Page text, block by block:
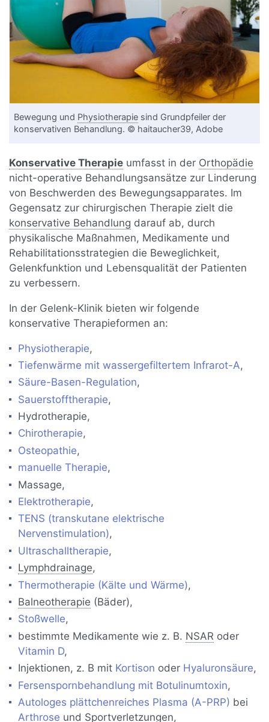
Bewegung und Physiotherapie sind Grundpfeiler der
konservativen Behandlung. © haitaucher39, Adobe
Konservative Therapie umfasst in der Orthopädie
nicht-operative Behandlungsansätze zur Linderung
von Beschwerden des Bewegungsapparates. Im
Gegensatz zur chirurgischen Therapie zielt die
konservative Behandlung darauf ab, durch
physikalische Maßnahmen, Medikamente und
Rehabilitationsstrategien die Beweglichkeit,
Gelenkfunktion und Lebensqualität der Patienten
zu verbessern.
In der Gelenk-Klinik bieten wir folgende
konservative Therapieformen an:
Physiotherapie,
Tiefenwärme mit wassergefiltertem Infrarot-A,
Säure-Basen-Regulation,
Sauerstofftherapie,
Hydrotherapie,
Chirotherapie,
Osteopathie,
manuelle Therapie,
Massage,
Elektrotherapie,
TENS (transkutane elektrische
Nervenstimulation),
Ultraschalltherapie,
Lymphdrainage,
Thermotherapie (Kälte und Wärme),
Balneotherapie (Bäder),
Stoßwelle,
bestimmte Medikamente wie z. B. NSAR oder
Vitamin D,
Injektionen, z. B mit Kortison oder Hyaluronsäure,
Fersenspornbehandlung mit Botulinumtoxin,
Autologes plättchenreiches Plasma (A-PRP) bei
Arthrose und Sportverletzungen,